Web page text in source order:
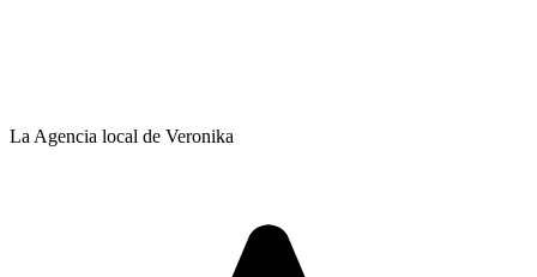
La Agencia local de Veronika